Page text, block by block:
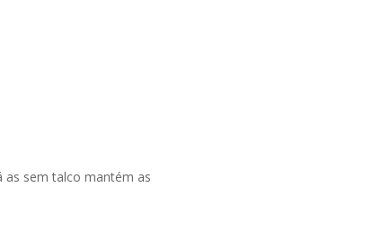
as sem talco mantém as